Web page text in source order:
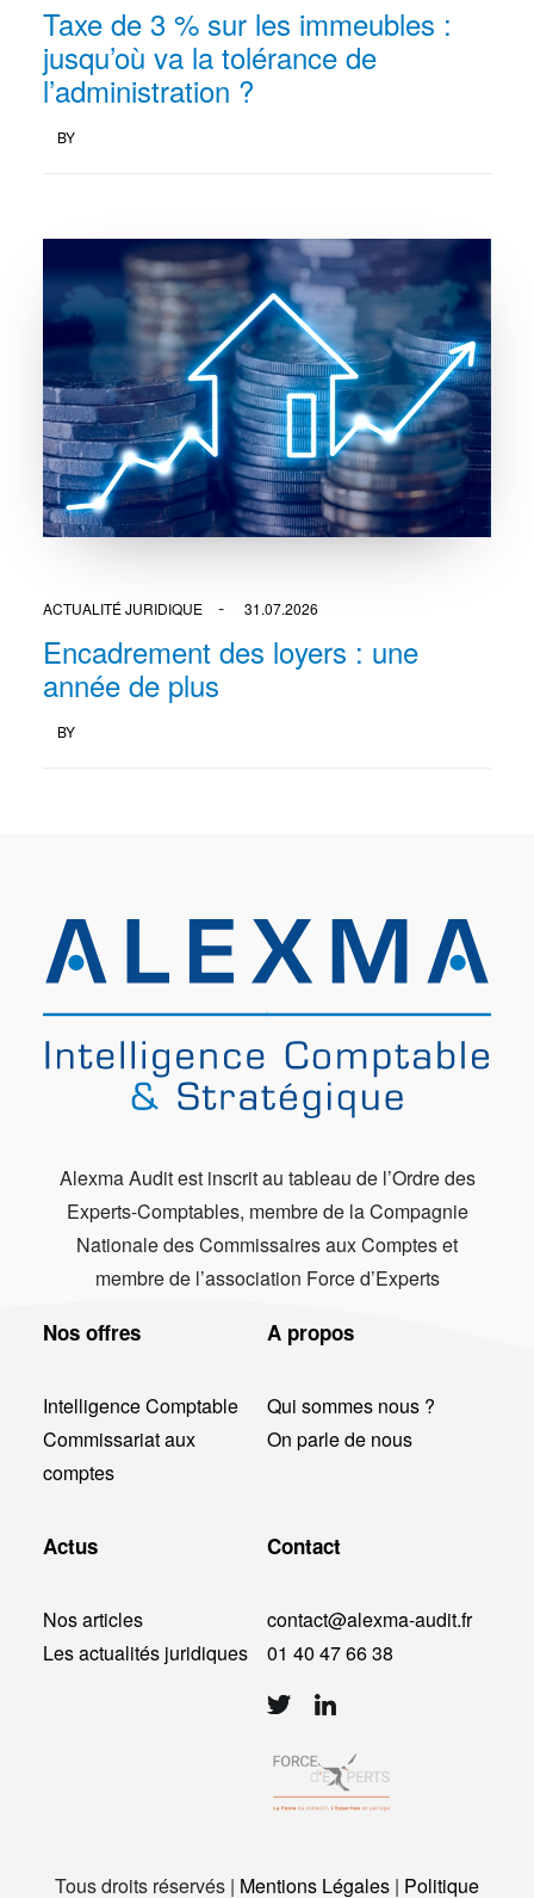
Taxe de 3 % sur les immeubles :
jusqu’où va la tolérance de
l’administration ?
BY
ACTUALITÉ JURIDIQUE 31.07.2026
Encadrement des loyers : une
année de plus
BY
Alexma Audit est inscrit au tableau de l’Ordre des
Experts-Comptables, membre de la Compagnie
Nationale des Commissaires aux Comptes et
membre de l’association Force d’Experts
Nos offres
Intelligence Comptable
Commissariat aux
comptes
A propos
Qui sommes nous ?
On parle de nous
Actus
Nos articles
Les actualités juridiques
Contact
contact@alexma-audit.fr
01 40 47 66 38
Tous droits réservés | Mentions Légales | Politique